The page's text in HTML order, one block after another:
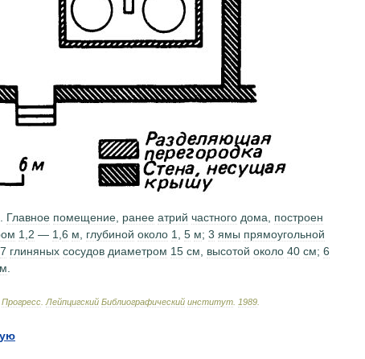
Главное помещение ранее атрий частного дома
построен
1 2 — 1 6 м глубиной около 1 5 м; 3 ямы прямоугольной
7 глиняных сосудов диаметром 15 см высотой около 40 см; 6
Прогресс Лейпцигский Библиографический институт 1989